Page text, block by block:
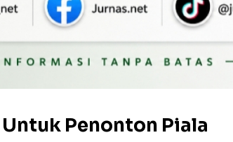
Penonton Piala